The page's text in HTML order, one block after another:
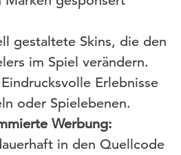
gestaltete Skins, die den
im Spiel verändern.
Eindrucksvolle Erlebnisse
oder Spielebenen.
Werbung:
in den Quellcode